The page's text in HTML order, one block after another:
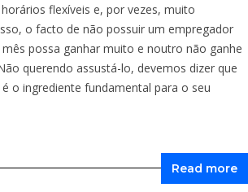
flexíveis e, por vezes, muito
o facto de não possuir um empregador
possa ganhar muito e noutro não ganhe
querendo assustá-lo, devemos dizer que
o ingrediente fundamental para o seu
Read more